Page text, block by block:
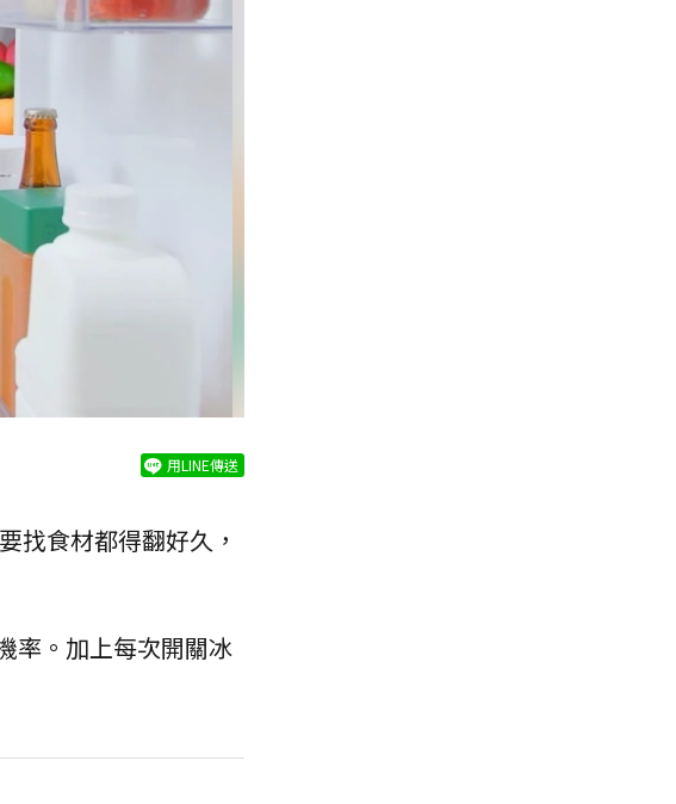
用LINE傳送
找食材都得翻好久，
率。加上每次開關冰